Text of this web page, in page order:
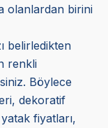
olanlardan birini
belirledikten
renkli
Böylece
dekoratif
fiyatları,